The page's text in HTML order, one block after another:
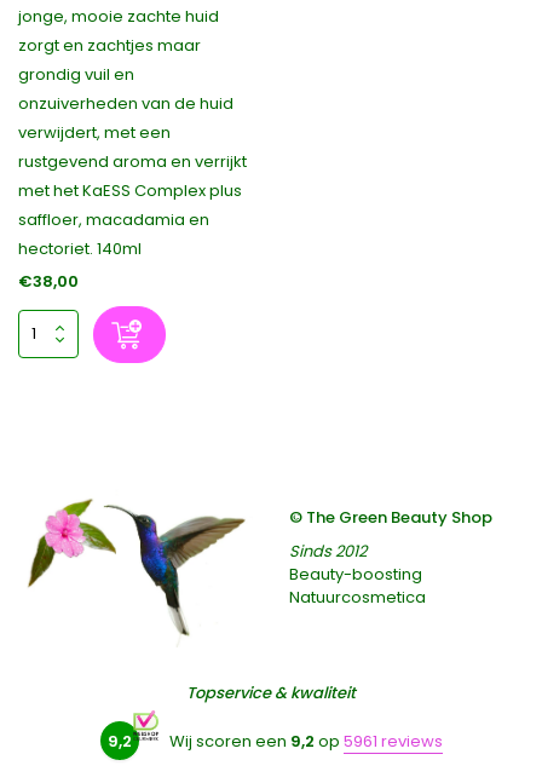
jonge, mooie zachte huid
zorgt en zachtjes maar
grondig vuil en
onzuiverheden van de huid
verwijdert, met een
rustgevend aroma en verrijkt
met het KaESS Complex plus
saffloer, macadamia en
hectoriet. 140ml
€38,00
© The Green Beauty Shop
Sinds 2012
Beauty-boosting
Natuurcosmetica
Topservice & kwaliteit
9,2 Wij scoren een 9,2 op 5961 reviews